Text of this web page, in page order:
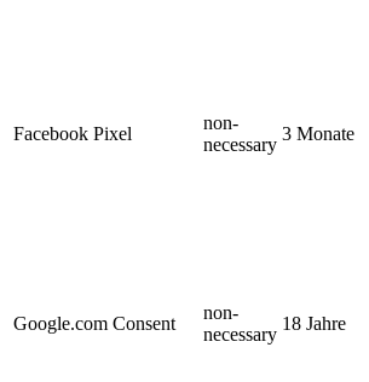
Facebook Pixel
non-
necessary
3 Monate
Google.com Consent
non-
necessary
18 Jahre